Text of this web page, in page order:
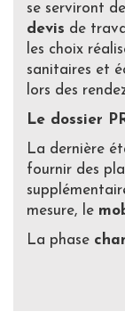
se serviront
devis de
les choix
sanitaires et
lors des
Le dossier
La dernière
fournir des
mesure, le
La phase